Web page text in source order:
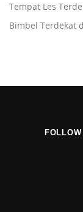
Tempat Les
Bimbel Terdekat